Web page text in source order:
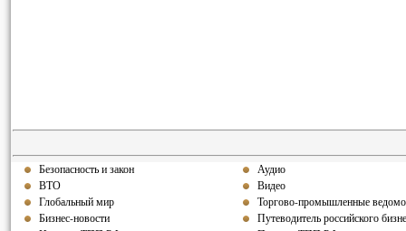
Безопасность и закон
ВТО
Глобальный мир
Бизнес-новости
Аудио
Видео
Торгово-промышленные
Путеводитель российского